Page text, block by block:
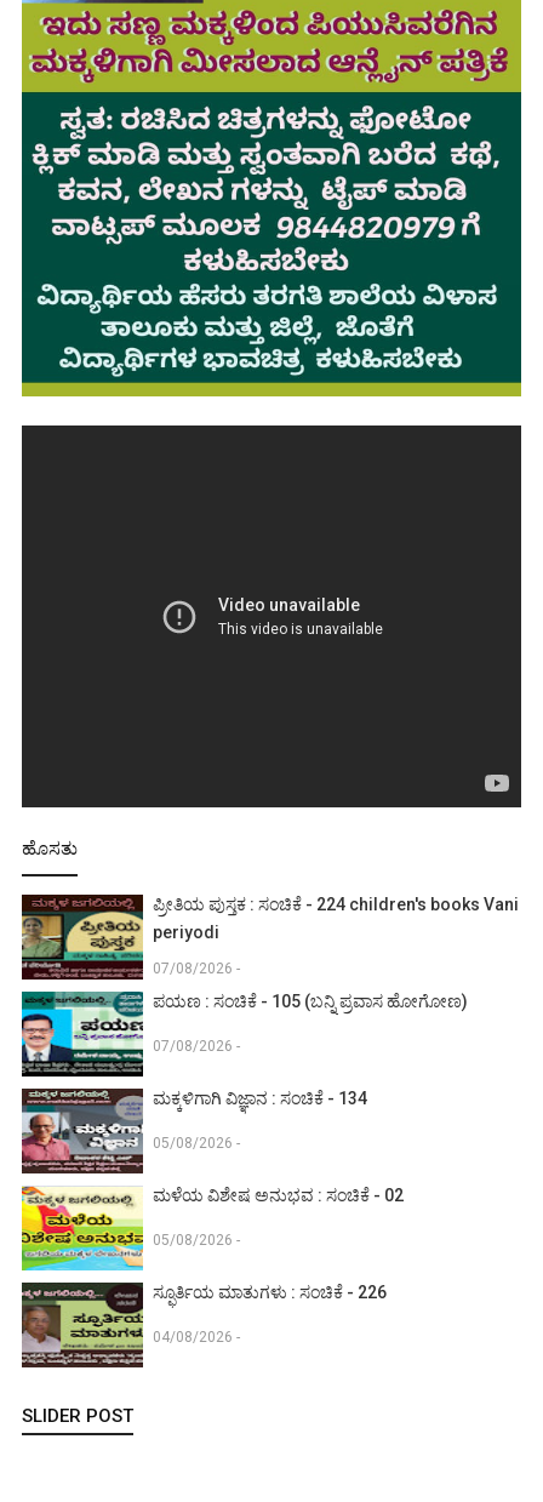
ಹೊಸತು
ಪ್ರೀತಿಯ ಪುಸ್ತಕ : ಸಂಚಿಕೆ - 224 children's books Vani
periyodi
07/08/2026 -
ಪಯಣ : ಸಂಚಿಕೆ - 105 (ಬನ್ನಿ ಪ್ರವಾಸ ಹೋಗೋಣ)
07/08/2026 -
ಮಕ್ಕಳಿಗಾಗಿ ವಿಜ್ಞಾನ : ಸಂಚಿಕೆ - 134
05/08/2026 -
ಮಳೆಯ ವಿಶೇಷ ಅನುಭವ : ಸಂಚಿಕೆ - 02
05/08/2026 -
ಸ್ಫೂರ್ತಿಯ ಮಾತುಗಳು : ಸಂಚಿಕೆ - 226
04/08/2026 -
SLIDER POST